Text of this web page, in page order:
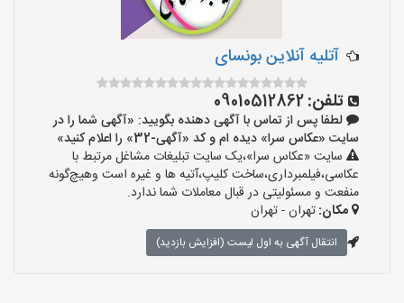
آتلیه آنلاین بونسای
تلفن:09010512862
لطفا پس از تماس با آگهی دهنده بگویید: «آگهی شما را در
سایت «عکاس سرا» دیده ام و کد «آگهی-32» را اعلام کنید»
سایت «عکاس سرا»،یک سایت تبلیغات مشاغل مرتبط با
عکاسی،فیلمبرداری،ساخت کلیپ،آتیه ها و غیره است وهیچ‌گونه
منفعت و مسئولیتی در قبال معاملات شما ندارد.
مکان:تهران - تهران
انتقال آگهی به اول لیست (افزایش بازدید)